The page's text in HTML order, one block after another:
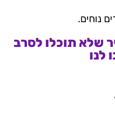
נוחים.
שלא תוכלו לסרב
לנו